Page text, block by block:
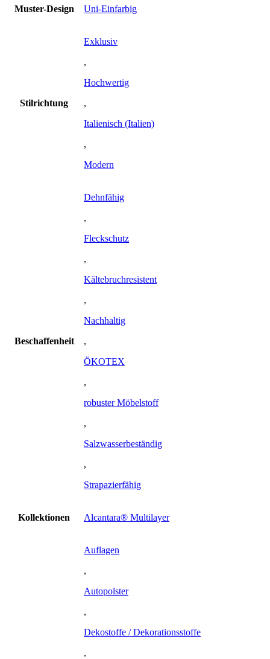
Muster-Design Uni-Einfarbig
Stilrichtung
Exklusiv
,
Hochwertig
,
Italienisch (Italien)
,
Modern
Beschaffenheit
Dehnfähig
,
Fleckschutz
,
Kältebruchresistent
,
Nachhaltig
,
ÖKOTEX
,
robuster Möbelstoff
,
Salzwasserbeständig
,
Strapazierfähig
Kollektionen Alcantara® Multilayer
Auflagen
,
Autopolster
,
Dekostoffe / Dekorationsstoffe
,